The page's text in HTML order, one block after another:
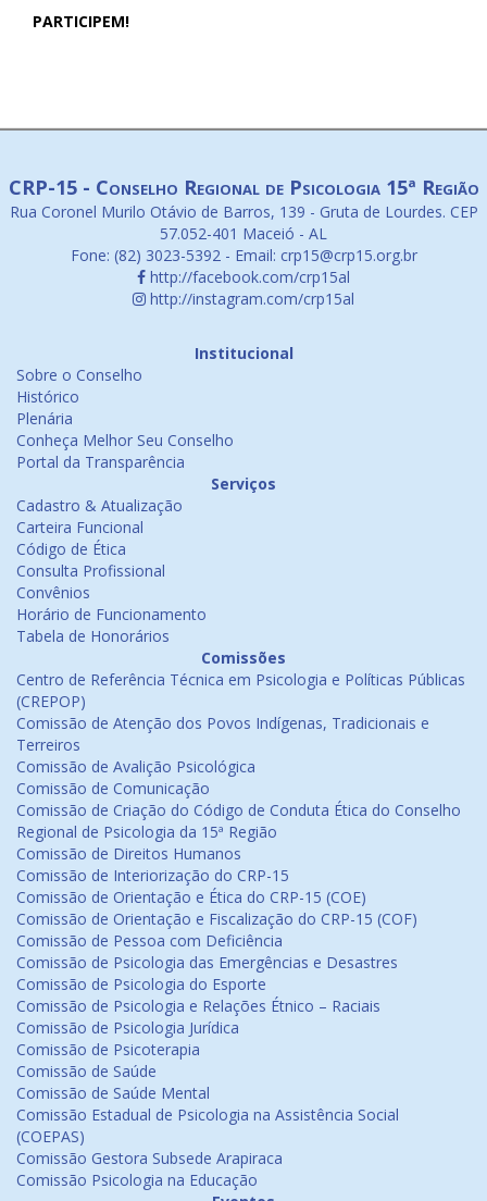
PARTICIPEM!
CRP-15 - Conselho Regional de Psicologia 15ª Região
Rua Coronel Murilo Otávio de Barros, 139 - Gruta de Lourdes. CEP
57.052-401 Maceió - AL
Fone: (82) 3023-5392 - Email: crp15@crp15.org.br
http://facebook.com/crp15al
http://instagram.com/crp15al
Institucional
Sobre o Conselho
Histórico
Plenária
Conheça Melhor Seu Conselho
Portal da Transparência
Serviços
Cadastro & Atualização
Carteira Funcional
Código de Ética
Consulta Profissional
Convênios
Horário de Funcionamento
Tabela de Honorários
Comissões
Centro de Referência Técnica em Psicologia e Políticas Públicas
(CREPOP)
Comissão de Atenção dos Povos Indígenas, Tradicionais e
Terreiros
Comissão de Avalição Psicológica
Comissão de Comunicação
Comissão de Criação do Código de Conduta Ética do Conselho
Regional de Psicologia da 15ª Região
Comissão de Direitos Humanos
Comissão de Interiorização do CRP-15
Comissão de Orientação e Ética do CRP-15 (COE)
Comissão de Orientação e Fiscalização do CRP-15 (COF)
Comissão de Pessoa com Deficiência
Comissão de Psicologia das Emergências e Desastres
Comissão de Psicologia do Esporte
Comissão de Psicologia e Relações Étnico – Raciais
Comissão de Psicologia Jurídica
Comissão de Psicoterapia
Comissão de Saúde
Comissão de Saúde Mental
Comissão Estadual de Psicologia na Assistência Social
(COEPAS)
Comissão Gestora Subsede Arapiraca
Comissão Psicologia na Educação